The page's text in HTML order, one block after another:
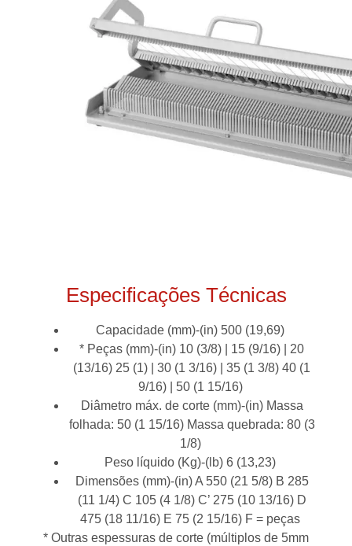
Especificações Técnicas
Capacidade (mm)-(in) 500 (19,69)
* Peças (mm)-(in) 10 (3/8) | 15 (9/16) | 20
(13/16) 25 (1) | 30 (1 3/16) | 35 (1 3/8) 40 (1
9/16) | 50 (1 15/16)
Diâmetro máx. de corte (mm)-(in) Massa
folhada: 50 (1 15/16) Massa quebrada: 80 (3
1/8)
Peso líquido (Kg)-(lb) 6 (13,23)
Dimensões (mm)-(in) A 550 (21 5/8) B 285
(11 1/4) C 105 (4 1/8) C’ 275 (10 13/16) D
475 (18 11/16) E 75 (2 15/16) F = peças
* Outras espessuras de corte (múltiplos de 5mm